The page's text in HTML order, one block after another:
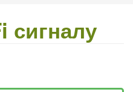
сигналу